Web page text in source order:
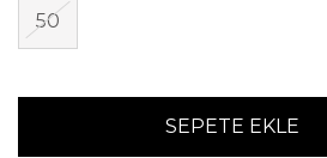
50
SEPETE EKLE